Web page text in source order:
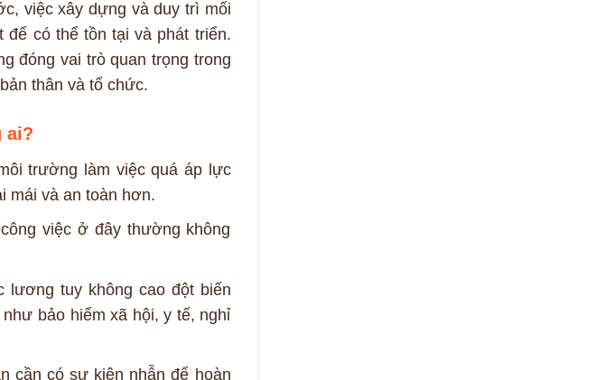
việc xây dựng và duy trì mối
để có thể tồn tại và phát triển.
đóng vai trò quan trọng trong
thân và tổ chức.
ai?
trường làm việc quá áp lực
mái và an toàn hơn.
việc ở đây thường không
lương tuy không cao đột biến
bảo hiểm xã hội, y tế, nghỉ
cần có sự kiên nhẫn để hoàn